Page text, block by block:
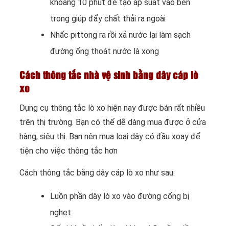
khoảng 10 phút để tạo áp suất vào bên
trong giúp đẩy chất thải ra ngoài
Nhấc pittong ra rồi xả nước lại làm sạch
đường ống thoát nước là xong
Cách thông tắc nhà vệ sinh bằng dây cáp lò
xo
Dụng cụ thông tắc lò xo hiện nay được bán rất nhiều
trên thị trường. Bạn có thể dễ dàng mua được ở cửa
hàng, siêu thị. Bạn nên mua loại dây có đầu xoay để
tiện cho việc thông tắc hơn
Cách thông tắc bằng dây cáp lò xo như sau:
Luồn phần dây lò xo vào đường cống bị
nghẹt